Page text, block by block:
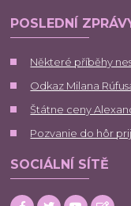
POSLEDNÍ
Některé příběhy
Odkaz Milana
Štátne ceny
Pozvanie do hôr
SOCIÁLNÍ SÍTĚ